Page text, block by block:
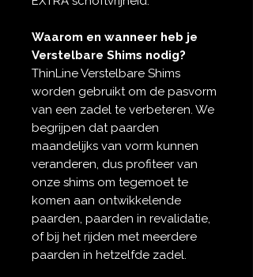
Waarom en wanneer heb je
Verstelbare Shims nodig?
ThinLine Verstelbare Shims
worden gebruikt om de pasvorm
van een zadel te verbeteren. We
begrijpen dat paarden
maandelijks van vorm kunnen
veranderen, dus profiteer van
onze shims om tegemoet te
komen aan ontwikkelende
paarden, paarden in revalidatie,
of bij het rijden met meerdere
paarden in hetzelfde zadel.